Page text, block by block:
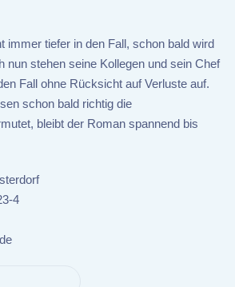
immer tiefer in den Fall, schon bald wird
nun stehen seine Kollegen und sein Chef
Fall ohne Rücksicht auf Verluste auf.
schon bald richtig die
bleibt der Roman spannend bis
4